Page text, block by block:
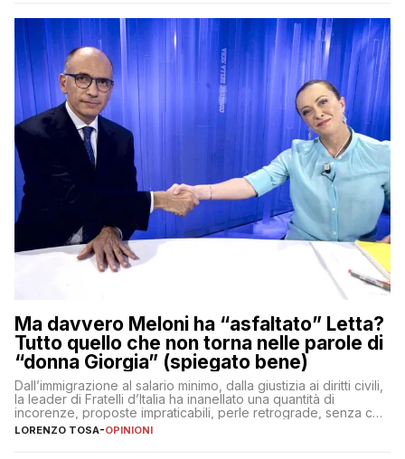
Ma davvero Meloni ha “asfaltato” Letta?
Tutto quello che non torna nelle parole di
“donna Giorgia” (spiegato bene)
Dall’immigrazione al salario minimo, dalla giustizia ai diritti civili,
la leader di Fratelli d’Italia ha inanellato una quantità di
incorenze, proposte impraticabili, perle retrograde, senza che
nessuno – a destra come a sinistra – glielo abbia fatto notare
LORENZO TOSA-OPINIONI